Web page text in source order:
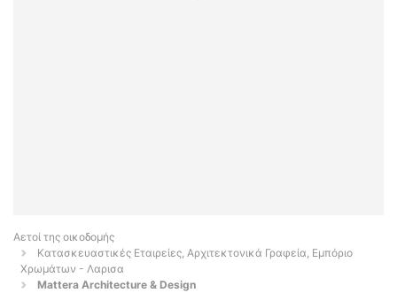
Αετοί της οικοδομής
Κατασκευαστικές Εταιρείες, Αρχιτεκτονικά Γραφεία, Εμπόριο
Χρωμάτων - Λαρισα
Mattera Architecture & Design